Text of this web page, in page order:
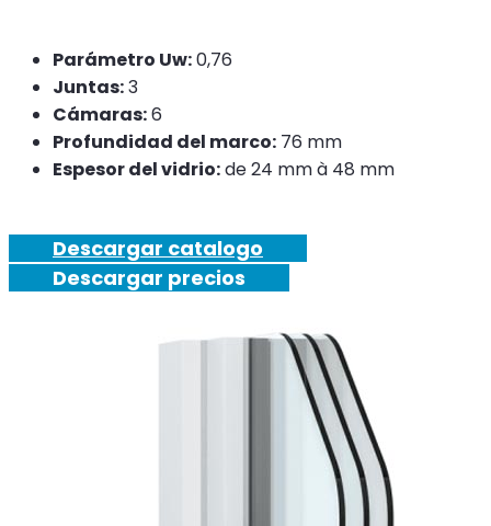
Parámetro Uw:0,76
Juntas:3
Cámaras:6
Profundidad del marco: 76 mm
Espesor del vidrio:de 24 mm à 48 mm
Descargar catalogo
Descargar precios